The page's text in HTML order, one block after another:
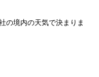
境内の天気で決まりま